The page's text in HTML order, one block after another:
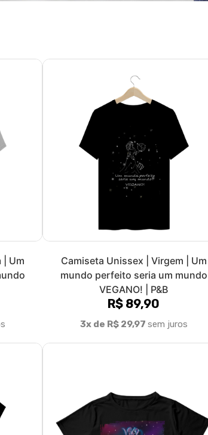
| Um
Camiseta Cropped | Virgem | Um
mundo perfeito seria um mundo
VEGANO! | Color
3x de R$ 26,63sem juros